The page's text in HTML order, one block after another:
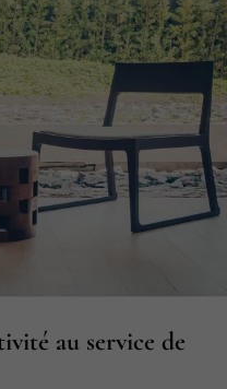
au service de